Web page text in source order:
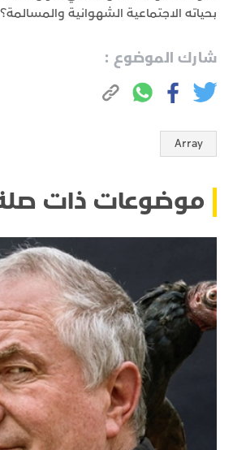
بحياته الاجتماعية الشهوانية
شارك الموضوع :
Array
موضوعات ذات